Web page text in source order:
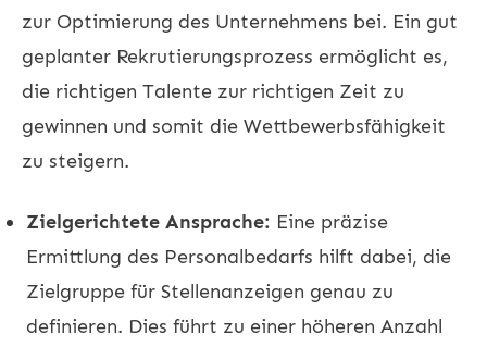
zur Optimierung des Unternehmens bei. Ein gut
geplanter Rekrutierungsprozess ermöglicht es,
die richtigen Talente zur richtigen Zeit zu
gewinnen und somit die Wettbewerbsfähigkeit
zu steigern.
Zielgerichtete Ansprache: Eine präzise
Ermittlung des Personalbedarfs hilft dabei, die
Zielgruppe für Stellenanzeigen genau zu
definieren. Dies führt zu einer höheren Anzahl